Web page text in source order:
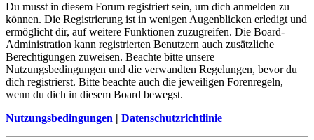
Du musst in diesem Forum registriert sein, um dich anmelden zu
können. Die Registrierung ist in wenigen Augenblicken erledigt und
ermöglicht dir, auf weitere Funktionen zuzugreifen. Die Board-
Administration kann registrierten Benutzern auch zusätzliche
Berechtigungen zuweisen. Beachte bitte unsere
Nutzungsbedingungen und die verwandten Regelungen, bevor du
dich registrierst. Bitte beachte auch die jeweiligen Forenregeln,
wenn du dich in diesem Board bewegst.
Nutzungsbedingungen | Datenschutzrichtlinie